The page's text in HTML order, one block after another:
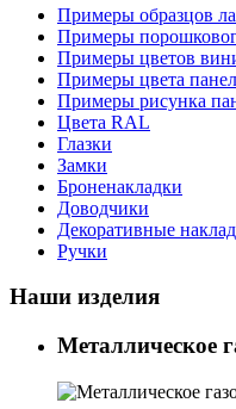
Примеры образцов
Примеры
Примеры цветов
Примеры цвета
Примеры рисунка
Цвета RAL
Глазки
Замки
Броненакладки
Доводчики
Декоративные
Ручки
Наши изделия
Металлическое